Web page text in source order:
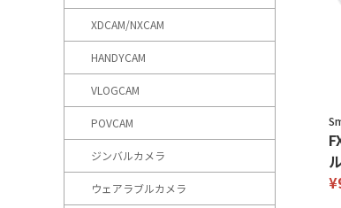
XDCAM/NXCAM
HANDYCAM
VLOGCAM
POVCAM
ジンバルカメラ
ウェアラブルカメラ